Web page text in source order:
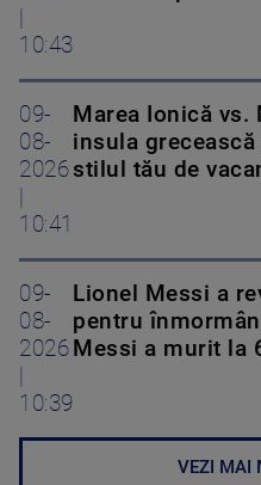
10:43
09-
08-
2026
10:41
Marea Ionică vs.
insula
stilul tău de
09-
08-
2026
10:39
Lionel Messi a
pentru
Messi a murit la
VEZI MAI